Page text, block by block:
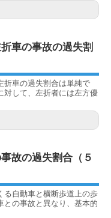
車の事故の過失割
折車の過失割合は単純で
対して、左折者には左方優
故の過失割合（５
る自動車と横断歩道上の歩
との事故と異なり、基本的